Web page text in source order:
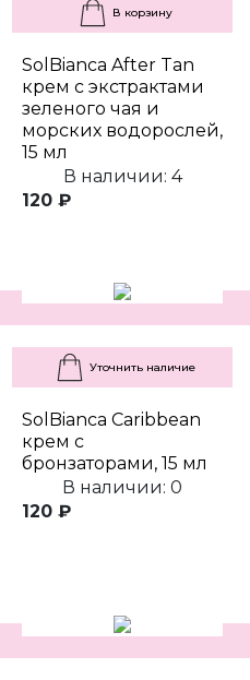
В корзину
SolBianca After Tan
крем с экстрактами
зеленого чая и
морских водорослей,
15 мл
В наличии: 4
120 ₽
Уточнить наличие
SolBianca Caribbean
крем с
бронзаторами, 15 мл
В наличии: 0
120 ₽